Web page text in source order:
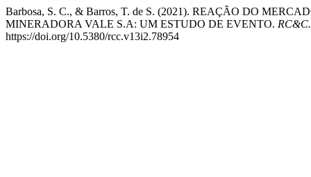
Barbosa, S. C., & Barros, T. de S. (2021). REAÇÃO DO
MINERADORA VALE S.A: UM ESTUDO DE EVENTO.
https://doi.org/10.5380/rcc.v13i2.78954